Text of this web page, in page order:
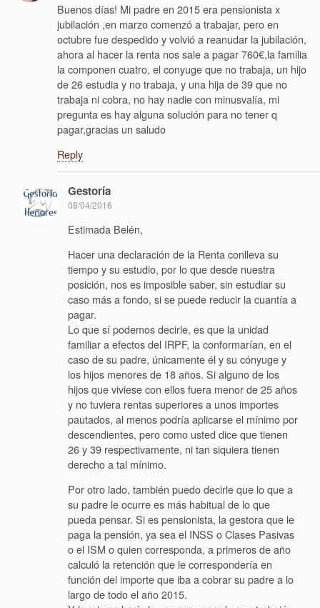
Buenos días! Mi padre en 2015 era pensionista x
jubilación ,en marzo comenzó a trabajar, pero en
octubre fue despedido y volvió a reanudar la jubilación,
ahora al hacer la renta nos sale a pagar 760€,la familia
la componen cuatro, el conyuge que no trabaja, un hijo
de 26 estudia y no trabaja, y una hija de 39 que no
trabaja ni cobra, no hay nadie con minusvalía, mi
pregunta es hay alguna solución para no tener q
pagar,gracias un saludo
Reply
Gestoría
08/04/2016
Estimada Belén,
Hacer una declaración de la Renta conlleva su
tiempo y su estudio, por lo que desde nuestra
posición, nos es imposible saber, sin estudiar su
caso más a fondo, si se puede reducir la cuantía a
pagar.
Lo que sí podemos decirle, es que la unidad
familiar a efectos del IRPF, la conformarían, en el
caso de su padre, únicamente él y su cónyuge y
los hijos menores de 18 años. Si alguno de los
hijos que viviese con ellos fuera menor de 25 años
y no tuviera rentas superiores a unos importes
pautados, al menos podría aplicarse el mínimo por
descendientes, pero como usted dice que tienen
26 y 39 respectivamente, ni tan siquiera tienen
derecho a tal mínimo.
Por otro lado, también puedo decirle que lo que a
su padre le ocurre es más habitual de lo que
pueda pensar. Si es pensionista, la gestora que le
paga la pensión, ya sea el INSS o Clases Pasivas
o el ISM o quien corresponda, a primeros de año
calculó la retención que le correspondería en
función del importe que iba a cobrar su padre a lo
largo de todo el año 2015.